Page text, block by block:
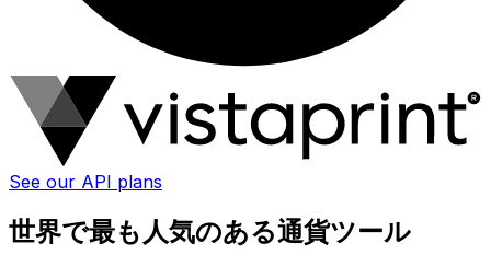
See our API plans
世界で最も人気のある通貨ツール